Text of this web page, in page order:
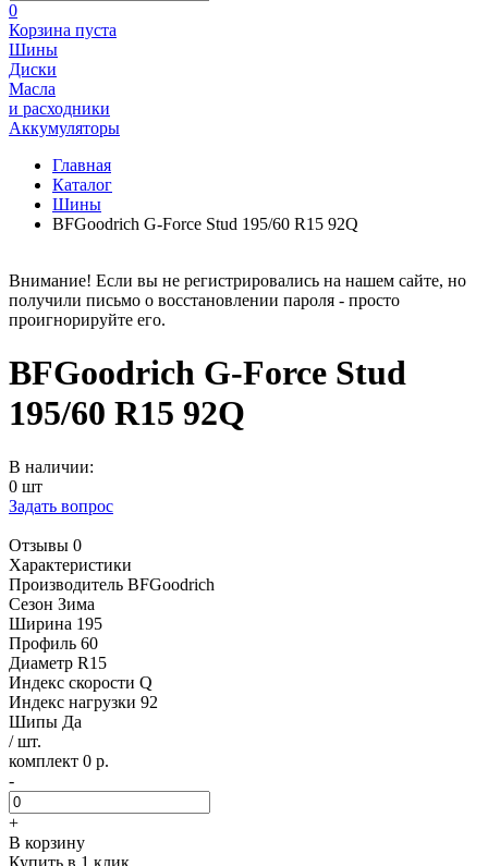
0
Корзина пуста
Шины
Диски
Масла
и расходники
Аккумуляторы
Главная
Каталог
Шины
BFGoodrich G-Force Stud 195/60 R15 92Q
Внимание! Если вы не регистрировались на нашем сайте, но
получили письмо о восстановлении пароля - просто
проигнорируйте его.
BFGoodrich G-Force Stud
195/60 R15 92Q
В наличии:
0 шт
Задать вопрос
Отзывы 0
Характеристики
Производитель BFGoodrich
Сезон Зима
Ширина 195
Профиль 60
Диаметр R15
Индекс скорости Q
Индекс нагрузки 92
Шипы Да
/ шт.
комплект 0 р.
-
+
В корзину
Купить в 1 клик